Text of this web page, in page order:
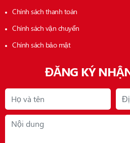
Chính sách thanh toán
Chính sách vận chuyển
Chính sách bảo mật
ĐĂNG KÝ